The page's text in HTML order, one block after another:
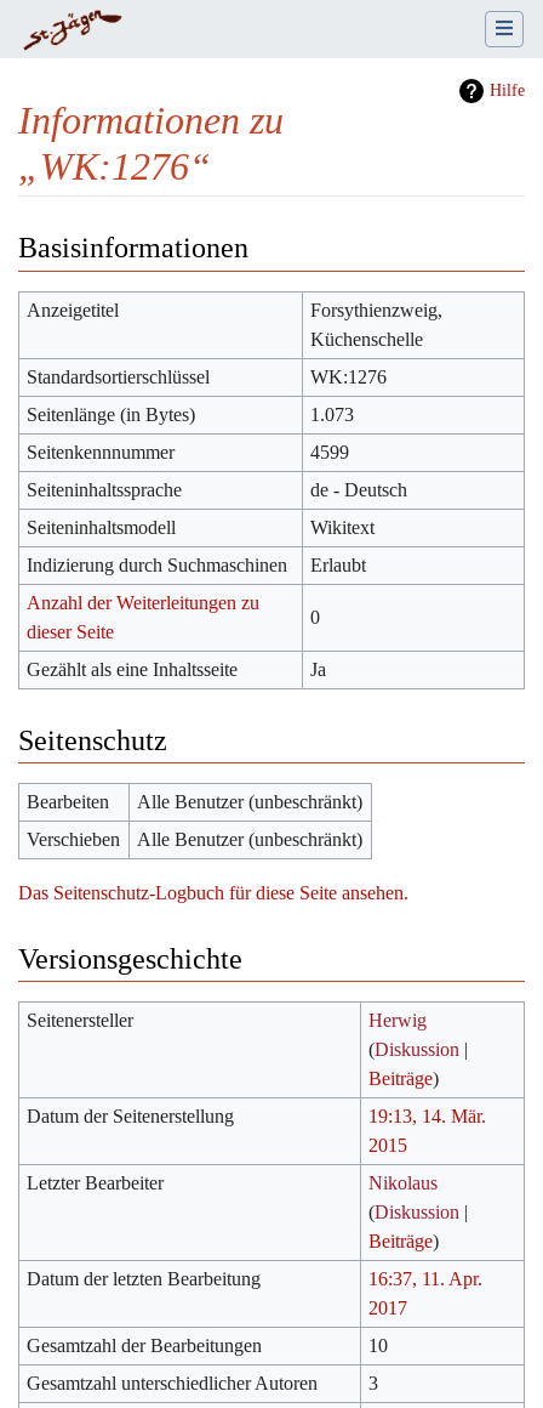
Hilfe
Informationen zu
„WK:1276“
Basisinformationen
Anzeigetitel
Forsythienzweig,
Küchenschelle
Standardsortierschlüssel
WK:1276
Seitenlänge (in Bytes)
1.073
Seitenkennnummer
4599
Seiteninhaltssprache
de - Deutsch
Seiteninhaltsmodell
Wikitext
Indizierung durch Suchmaschinen
Erlaubt
Anzahl der Weiterleitungen zu
dieser Seite
0
Gezählt als eine Inhaltsseite Ja
Seitenschutz
Bearbeiten
Alle Benutzer (unbeschränkt)
Verschieben
Alle Benutzer (unbeschränkt)
Das Seitenschutz-Logbuch für diese Seite ansehen.
Versionsgeschichte
Seitenersteller
Herwig
(Diskussion |
Beiträge)
Datum der Seitenerstellung
19:13, 14. Mär.
2015
Letzter Bearbeiter
Nikolaus
(Diskussion |
Beiträge)
Datum der letzten Bearbeitung
16:37, 11. Apr.
2017
Gesamtzahl der Bearbeitungen
10
Gesamtzahl unterschiedlicher Autoren
3